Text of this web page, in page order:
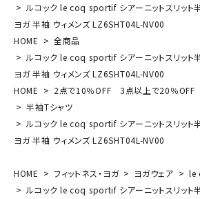
ルコック le coq sportif シアーニットスリット半
ヨガ 半袖 ウィメンズ LZ6SHT04L-NV00
HOME
全商品
ルコック le coq sportif シアーニットスリット半
ヨガ 半袖 ウィメンズ LZ6SHT04L-NV00
HOME
2点で10％OFF 3点以上で20％OFF
半袖Tシャツ
ルコック le coq sportif シアーニットスリット半
ヨガ 半袖 ウィメンズ LZ6SHT04L-NV00
HOME フィットネス・ヨガ ヨガウェア
le
ルコック le coq sportif シアーニットスリット半